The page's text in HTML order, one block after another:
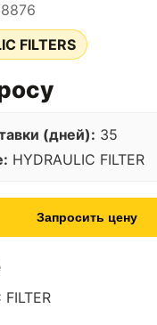
FILTERS
(дней): 35
HYDRAULIC FILTER
Запросить цену